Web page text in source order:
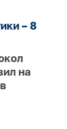
– 8
на